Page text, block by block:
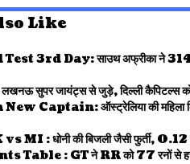
Like
3rd Day: साउथ अफ्रीका ने 314 रनों
सुपर जायंट्स से जुड़े, दिल्ली कैपिटल्स को
Captain: ऑस्ट्रेलिया की महिला
: धोनी की बिजली जैसी फुर्ती, 0.12
: GT ने RR को 77 रनों से हराया,